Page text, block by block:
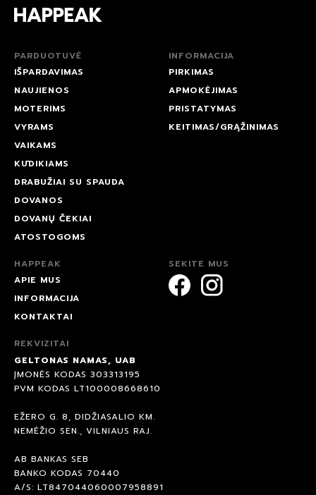
PARDUOTUVĖ
IŠPARDAVIMAS
NAUJIENOS
MOTERIMS
VYRAMS
VAIKAMS
KŪDIKIAMS
DRABUŽIAI SU SPAUDA
DOVANOS
DOVANŲ ČEKIAI
ATOSTOGOMS
INFORMACIJA
PIRKIMAS
APMOKĖJIMAS
PRISTATYMAS
KEITIMAS/GRĄŽINIMAS
HAPPEAK
APIE MUS
INFORMACIJA
KONTAKTAI
SEKITE MUS
REKVIZITAI
GELTONAS NAMAS, UAB
ĮMONĖS KODAS 303313195
PVM KODAS LT100008668610
EŽERO G. 8, DIDŽIASALIO KM.
NEMĖŽIO SEN., VILNIAUS RAJ.
AB BANKAS SEB
BANKO KODAS 70440
A/S: LT847044060007958891